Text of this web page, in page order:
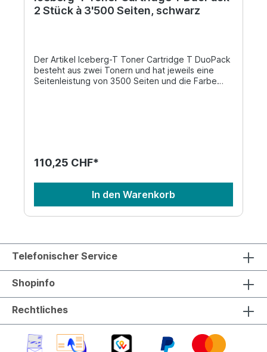
2 Stück à 3'500 Seiten, schwarz
Der Artikel Iceberg-T Toner Cartridge T DuoPack
besteht aus zwei Tonern und hat jeweils eine
Seitenleistung von 3500 Seiten und die Farbe
110,25 CHF*
In den Warenkorb
Telefonischer Service
Shopinfo
Rechtliches